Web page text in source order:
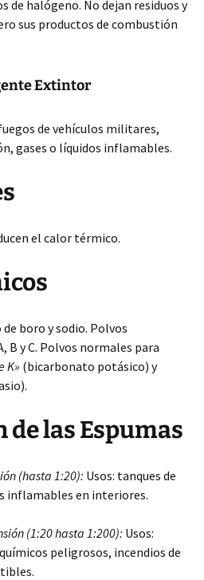
de halógeno. No dejan residuos y
sus productos de combustión
Extintor
de vehículos militares,
gases o líquidos inflamables.
el calor térmico.
boro y sodio. Polvos
B y C. Polvos normales para
K» (bicarbonato potásico) y
las Espumas
(hasta 1:20): Usos: tanques de
inflamables en interiores.
(1:20 hasta 1:200): Usos:
peligrosos, incendios de